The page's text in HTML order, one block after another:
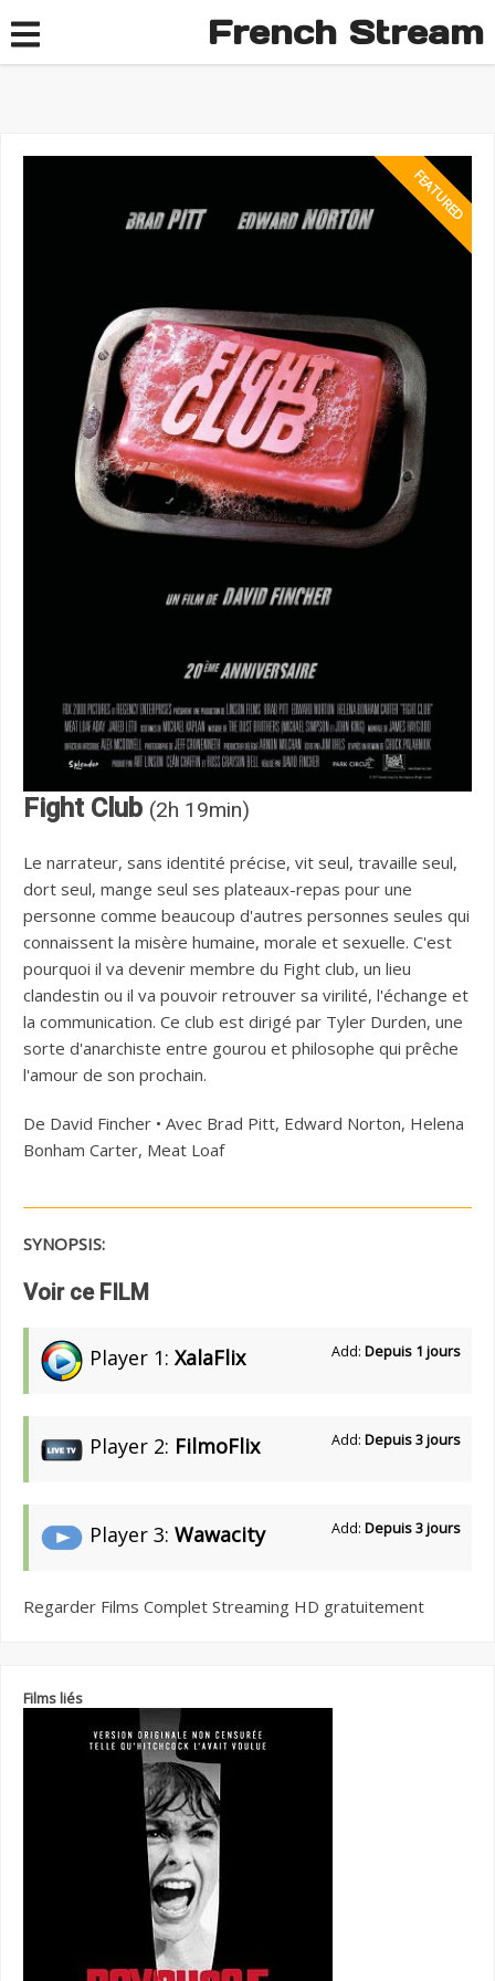
French Stream
Fight Club (2h 19min)
Le narrateur, sans identité précise, vit seul, travaille seul,
dort seul, mange seul ses plateaux-repas pour une
personne comme beaucoup d'autres personnes seules qui
connaissent la misère humaine, morale et sexuelle. C'est
pourquoi il va devenir membre du Fight club, un lieu
clandestin ou il va pouvoir retrouver sa virilité, l'échange et
la communication. Ce club est dirigé par Tyler Durden, une
sorte d'anarchiste entre gourou et philosophe qui prêche
l'amour de son prochain.
De David Fincher • Avec Brad Pitt, Edward Norton, Helena
Bonham Carter, Meat Loaf
SYNOPSIS:
Voir ce FILM
Player 1: XalaFlix Add: Depuis 1 jours
Player 2: FilmoFlix Add: Depuis 3 jours
Player 3: Wawacity Add: Depuis 3 jours
Regarder Films Complet Streaming HD gratuitement
Films liés